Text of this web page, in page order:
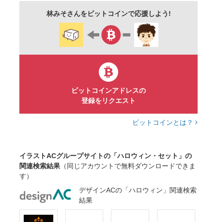
林みそさんをビットコインで応援しよう!
ビットコインアドレスの
登録をリクエスト
ビットコインとは？
イラストACグループサイトの「ハロウィン・セット」の
関連検索結果 （同じアカウントで無料ダウンロードできま
す）
デザインACの「ハロウィン」関連検索
結果